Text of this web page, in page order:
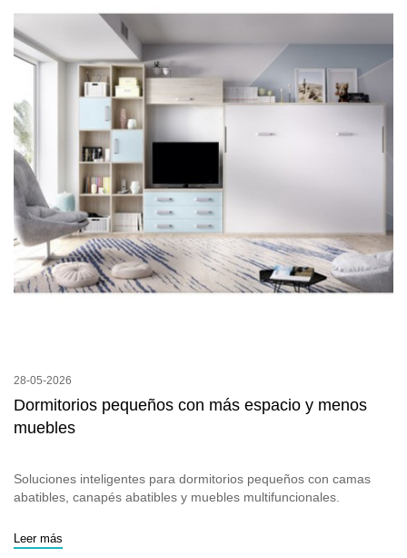
28-05-2026
Dormitorios pequeños con más espacio y menos
muebles
Soluciones inteligentes para dormitorios pequeños con camas
abatibles, canapés abatibles y muebles multifuncionales.
Leer más